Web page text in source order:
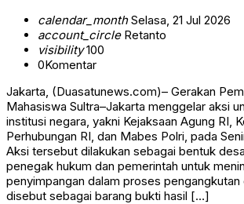
calendar_monthSelasa, 21 Jul 2026
account_circleRetanto
visibility100
0Komentar
Jakarta, (Duasatunews.com)– Gerakan
Mahasiswa Sultra–Jakarta menggelar aksi
institusi negara, yakni Kejaksaan Agung RI,
Perhubungan RI, dan Mabes Polri, pada
Aksi tersebut dilakukan sebagai bentuk
penegak hukum dan pemerintah untuk
penyimpangan dalam proses pengangkutan
disebut sebagai barang bukti hasil […]